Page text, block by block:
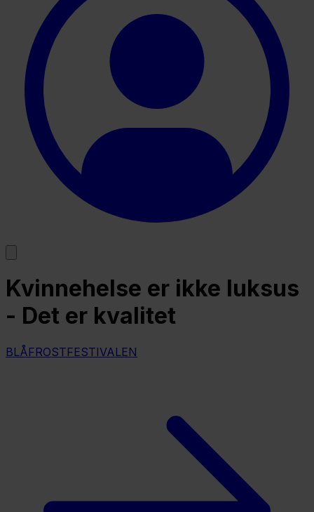
Kvinnehelse er ikke luksus
- Det er kvalitet
BLÅFROSTFESTIVALEN